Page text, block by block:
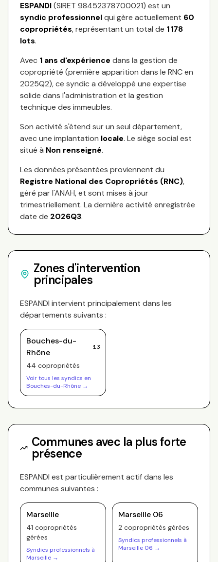
ESPANDI(SIRET 98452378700021) est un
syndic professionnelqui gère actuellement 60
copropriétés, représentant un total de 1 178
lots.
Avec 1 ans d'expérience dans la gestion de
copropriété (première apparition dans le RNC en
2025Q2), ce syndic a développé une expertise
solide dans l'administration et la gestion
technique des immeubles.
Son activité s'étend surun seul département,
avec une implantation locale. Le siège social est
situé à Non renseigné.
Les données présentées proviennent du
Registre National des Copropriétés (RNC),
géré par l'ANAH, et sont mises à jour
trimestriellement. La dernière activité enregistrée
date de 2026Q3.
Zones d'intervention
principales
ESPANDI intervient principalement dans les
départements suivants :
Bouches-du-
Rhône
13
44 copropriétés
Voir tous les syndics en
Bouches-du-Rhône →
Communes avec la plus forte
présence
ESPANDI est particulièrement actif dans les
communes suivantes :
Marseille
41 copropriétés
gérées
Syndics professionnels à
Marseille →
Marseille 06
2 copropriétés gérées
Syndics professionnels à
Marseille 06 →